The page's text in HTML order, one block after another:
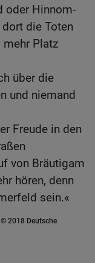
oder Hinnom-
die Toten
mehr Platz
über die
und niemand
Freude in den
von Bräutigam
hören, denn
sein.«
2018 Deutsche